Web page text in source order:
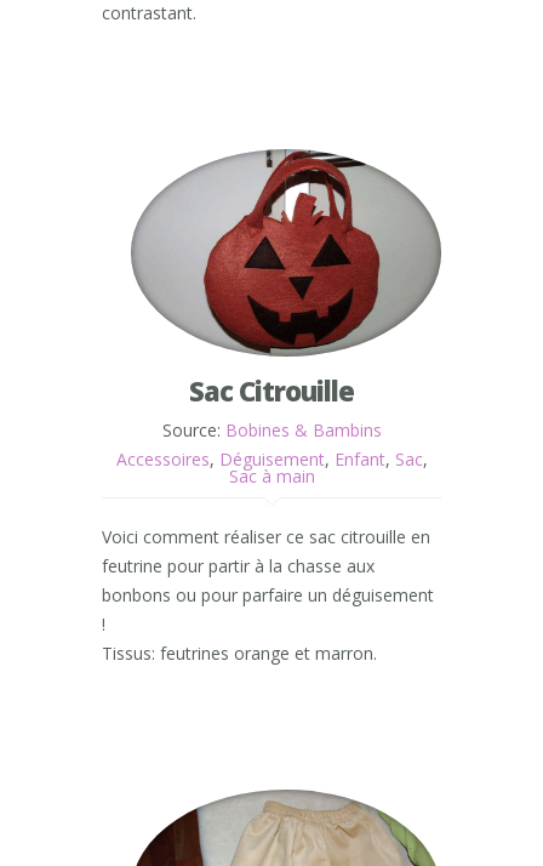
contrastant.
Sac Citrouille
Source: Bobines & Bambins
Accessoires, Déguisement, Enfant, Sac,
Sac à main
Voici comment réaliser ce sac citrouille en
feutrine pour partir à la chasse aux
bonbons ou pour parfaire un déguisement
!
Tissus: feutrines orange et marron.